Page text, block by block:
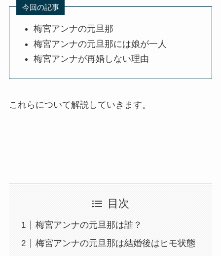
今回の記事
梅宮アンナの元旦那
梅宮アンナの元旦那には娘が一人
梅宮アンナが再婚しない理由
これらについて解説していきます。
目次
梅宮アンナの元旦那は誰？
梅宮アンナの元旦那は結婚後はヒモ状態